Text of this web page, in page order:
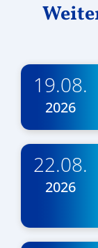
19.08.
2026
22.08.
2026